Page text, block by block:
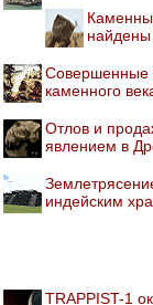
Совершенные
каменного
Отлов и
явлением в
индейским
TRAPPIST-1